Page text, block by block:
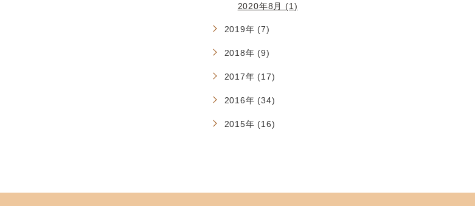
2020年8月 (1)
2019年 (7)
2018年 (9)
2017年 (17)
2016年 (34)
2015年 (16)